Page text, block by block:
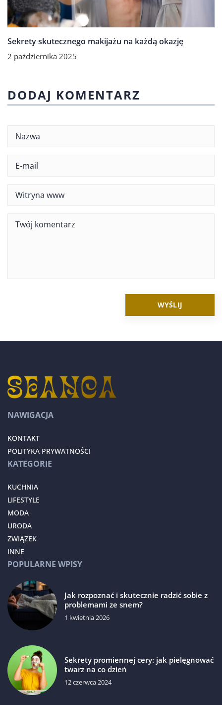
Sekrety skutecznego makijażu na każdą okazję
2 października 2025
DODAJ KOMENTARZ
NAWIGACJA
KONTAKT
POLITYKA PRYWATNOŚCI
KATEGORIE
KUCHNIA
LIFESTYLE
MODA
URODA
ZWIĄZEK
INNE
POPULARNE WPISY
Jak rozpoznać i skutecznie radzić sobie z
problemami ze snem?
1 kwietnia 2026
Sekrety promiennej cery: jak pielęgnować
twarz na co dzień
12 czerwca 2024